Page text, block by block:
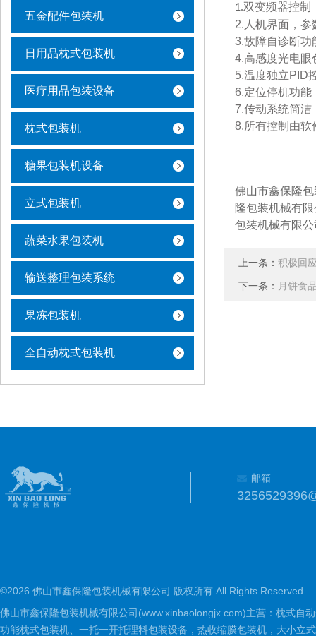
五金配件包装机
日用品枕式包装机
医疗用品包装设备
枕式包装机
糖果包装机设备
立式包装机
蔬菜水果包装机
输送整理包装系统
果冻包装机
全自动枕式包装机
1.双变频器控制
2. 人机界面，
3.故障自诊断功
4.高感度光电眼
5.温度独立PID
6.定位停机功能
7.传动系统简洁
8.所有控制由
佛山市鑫保隆
隆包装机械有
包装机械有限
上一条： 积极回
下一条： 月饼食
邮箱
©2026 佛山市鑫保隆包装机械有限公司 版权所有 All Rights Reserved.
佛山市鑫保隆包装机械有限公司(www.xinbaolongjx.com)主营：枕式自
功能枕式包装机、一托一开托理料包装设备，热收缩膜包装机，大小立